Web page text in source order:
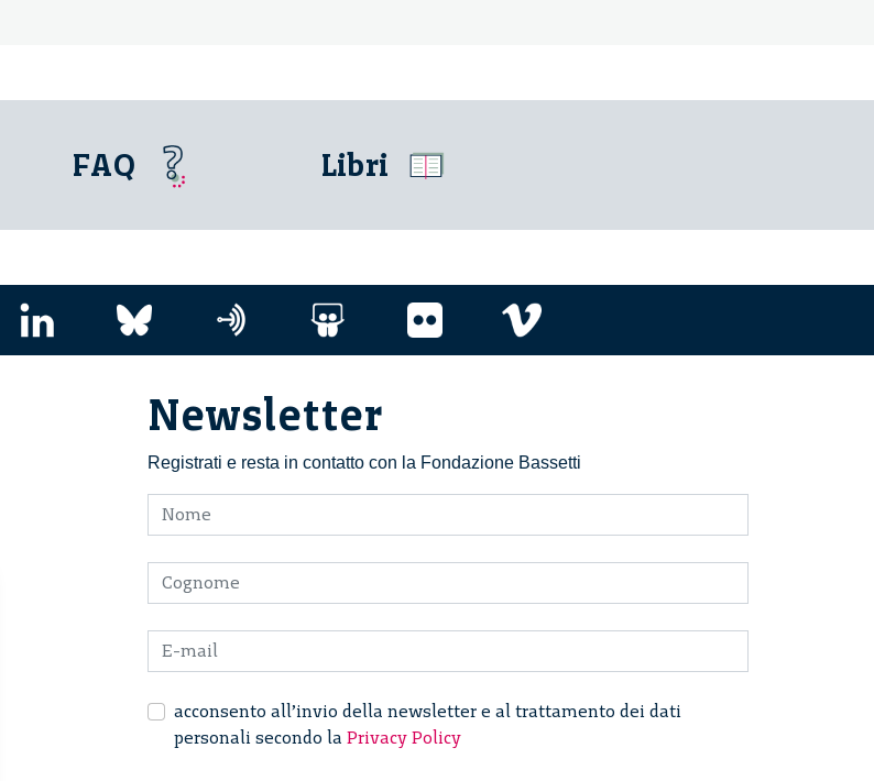
FAQ Libri
Newsletter
Registrati e resta in contatto con la Fondazione Bassetti
acconsento all’invio della newsletter e al trattamento dei dati
personali secondo la Privacy Policy